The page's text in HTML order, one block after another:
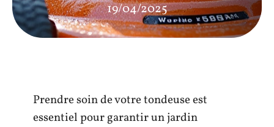
19/04/2025
Prendre soin de votre tondeuse est
essentiel pour garantir un jardin